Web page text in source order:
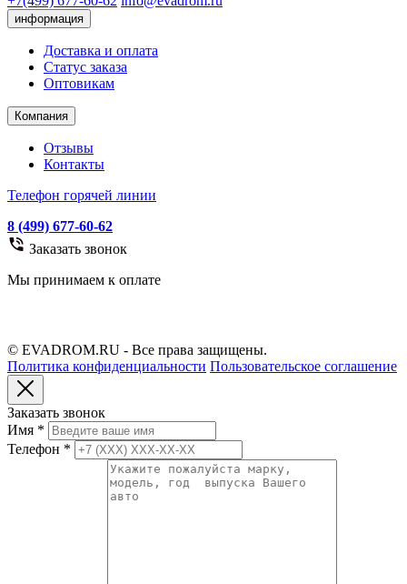
информация
Доставка и оплата
Статус заказа
Оптовикам
Компания
Отзывы
Контакты
Телефон горячей линии
8 (499) 677-60-62
Заказать звонок
Мы принимаем к оплате
© EVADROM.RU - Все права защищены.
Политика конфиденциальности Пользовательское соглашение
Заказать звонок
Имя *
Телефон *